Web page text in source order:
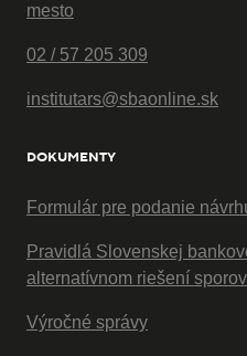
mesto
02 / 57 205 309
institutars@sbaonline.sk
DOKUMENTY
Formulár pre podanie
Pravidlá Slovenskej
alternatívnom riešení sporov
Výročné správy